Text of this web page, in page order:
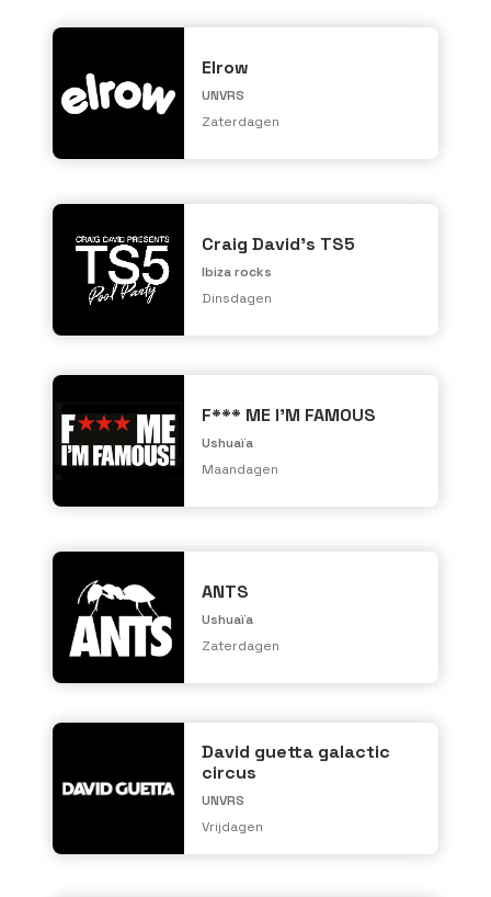
Elrow
UNVRS
Zaterdagen
Craig David's TS5
Ibiza rocks
Dinsdagen
F*** ME I'M FAMOUS
Ushuaïa
Maandagen
ANTS
Ushuaïa
Zaterdagen
David guetta galactic
circus
UNVRS
Vrijdagen